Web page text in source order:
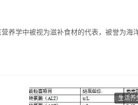
养学中被视为滋补食材的代表，被誉为海
生活养